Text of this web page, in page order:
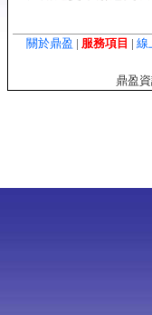
關於鼎盈 | 服務項目 | 線
鼎盈